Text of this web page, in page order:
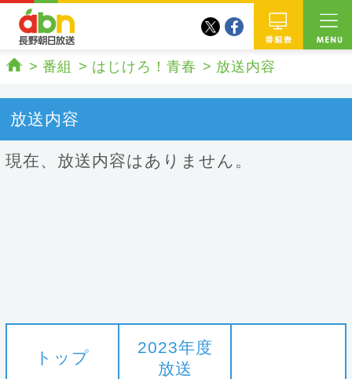
twitterfacebook
番組 はじけろ！青春 放送内容
放送内容
現在、放送内容はありません。
トップ
2023年度
放送